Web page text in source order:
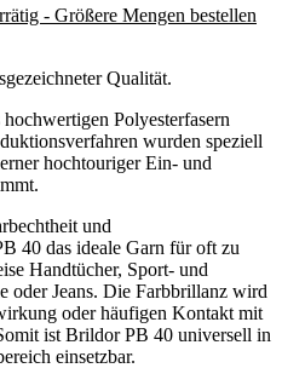
- Größere Mengen bestellen
Qualität.
Polyesterfasern
wurden speziell
hochtouriger Ein- und
und
40 das ideale Garn für oft zu
Handtücher, Sport- und
oder Jeans. Die Farbbrillanz wird
oder häufigen Kontakt mit
ist Brildor PB 40 universell in
einsetzbar.